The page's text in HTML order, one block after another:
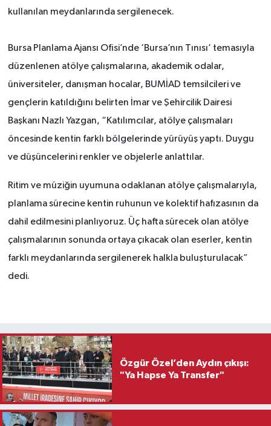
kullanılan meydanlarında sergilenecek.
Bursa Planlama Ajansı Ofisi’nde ‘Bursa’nın Tınısı’ temasıyla
düzenlenen atölye çalışmalarına, akademik odalar,
üniversiteler, danışman hocalar, BUMİAD temsilcileri ve
gençlerin katıldığını belirten İmar ve Şehircilik Dairesi
Başkanı Nazlı Yazgan, “Katılımcılar, atölye çalışmaları
öncesinde kentin farklı bölgelerinde yürüyüş yaptı. Duygu
ve düşüncelerini renkler ve objelerle anlattılar.
Ritim ve müziğin uyumuna odaklanan atölye çalışmalarıyla,
planlama sürecine kentin ruhunun ve kolektif hafızasının da
dahil edilmesini planlıyoruz. Üç hafta sürecek olan atölye
çalışmalarının sonunda ortaya çıkacak olan eserler, kentin
farklı meydanlarında sergilenerek halkla buluşturulacak”
dedi.
Özgür Özel’den Aydın çıkışı:
"Ya Hapse Ya Transfer"